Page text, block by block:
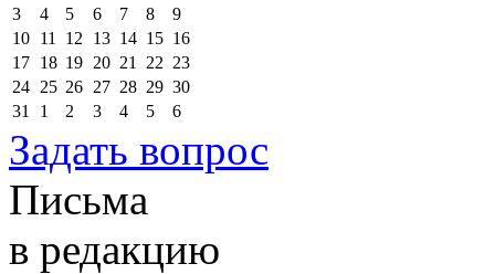
3
4 5 6 7 8
9
10 11 12 13 14 15 16
17 18 19 20 21 22 23
24 25 26 27 28 29 30
31
1 2 3 4 5 6
Задать вопрос
Письма
в редакцию